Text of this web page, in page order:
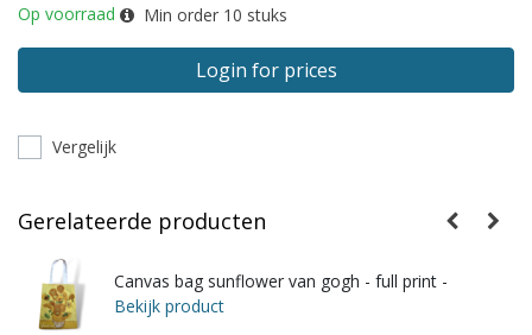
Op voorraad Min order 10 stuks
Login for prices
Vergelijk
Gerelateerde producten
Canvas bag sunflower van gogh - full print -
Bekijk product